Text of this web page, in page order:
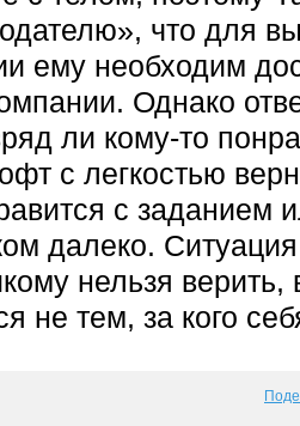
что для
ему необходим
Однако
ли кому-то
с легкостью
с заданием
далеко.
нельзя
не тем, за кого